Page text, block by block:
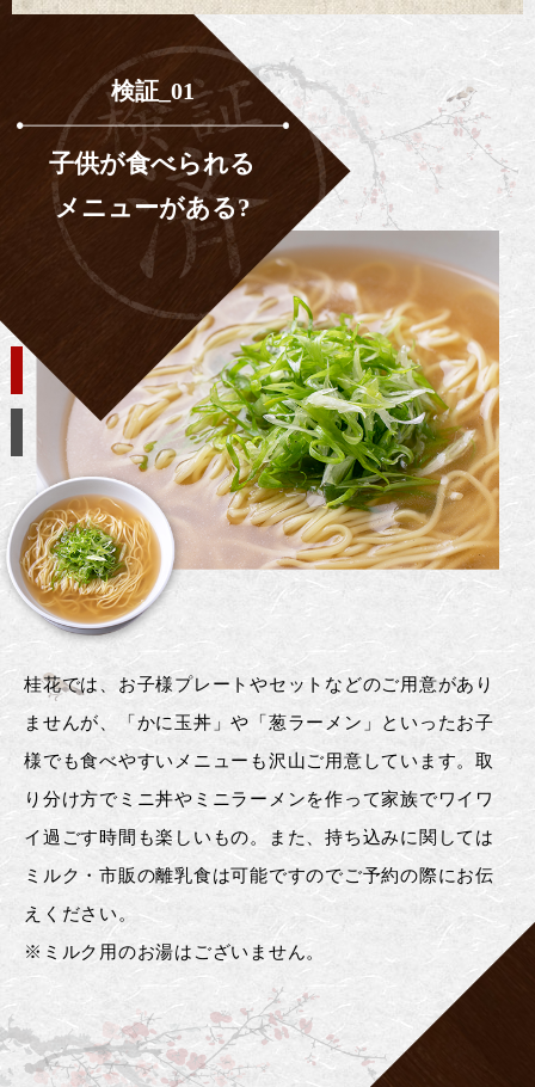
検証_01
子供が食べられる
メニューがある?
桂花では、お子様プレートやセットなどのご用意があり
ませんが、「かに玉丼」や「葱ラーメン」といったお子
様でも食べやすいメニューも沢山ご用意しています。取
り分け方でミニ丼やミニラーメンを作って家族でワイワ
イ過ごす時間も楽しいもの。また、持ち込みに関しては
ミルク・市販の離乳食は可能ですのでご予約の際にお伝
えください。
※ミルク用のお湯はございません。